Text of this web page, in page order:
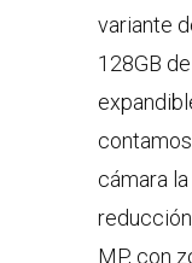
variante
128GB
cámara
MP, con